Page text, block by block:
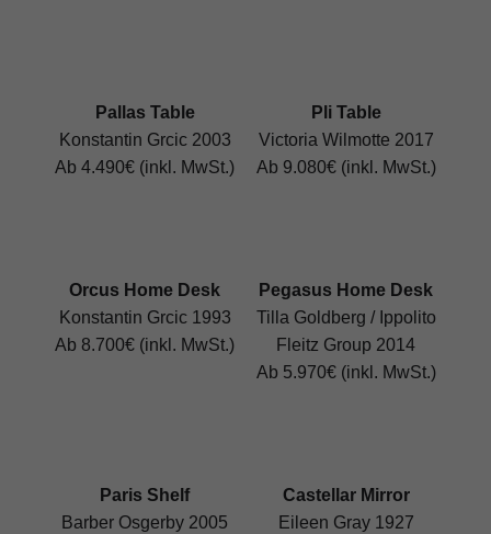
Pallas Table
Konstantin Grcic 2003
Ab 4.490€ (inkl. MwSt.)
Pli Table
Victoria Wilmotte 2017
Ab 9.080€ (inkl. MwSt.)
Orcus Home Desk
Konstantin Grcic 1993
Ab 8.700€ (inkl. MwSt.)
Pegasus Home Desk
Tilla Goldberg / Ippolito
Fleitz Group 2014
Ab 5.970€ (inkl. MwSt.)
Paris Shelf
Barber Osgerby 2005
Castellar Mirror
Eileen Gray 1927